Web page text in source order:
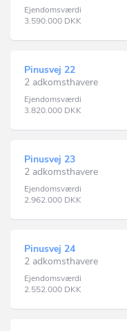
Ejendomsværdi
3.590.000 DKK
Pinusvej 22
2 adkomsthavere
Ejendomsværdi
3.820.000 DKK
Pinusvej 23
2 adkomsthavere
Ejendomsværdi
2.962.000 DKK
Pinusvej 24
2 adkomsthavere
Ejendomsværdi
2.552.000 DKK